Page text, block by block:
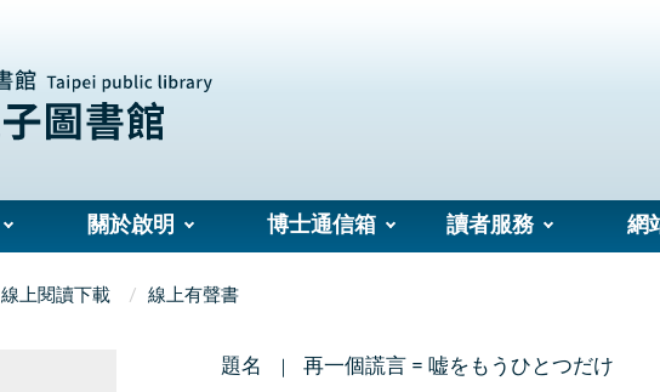
關於啟明 博士通信箱 讀者服務 網
線上閱讀下載 線上有聲書
題名 再一個謊言 = 嘘をもうひとつだけ